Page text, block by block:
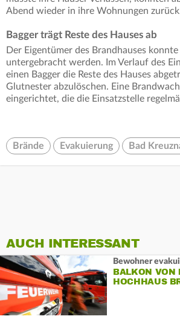
Abend wieder in ihre Wohnungen
Bagger trägt Reste des Hauses ab
Der Eigentümer des Brandhauses
untergebracht werden. Im Verlauf des
einen Bagger die Reste des Hauses
Glutnester abzulöschen. Eine
eingerichtet, die die Einsatzstelle
Brände Evakuierung Bad
AUCH INTERESSANT
Bewohner
BALKON VON
HOCHHAUS